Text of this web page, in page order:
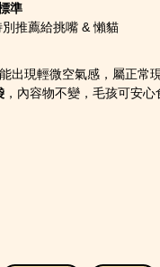
準
別推薦給挑嘴 & 懶貓
出現輕微空氣感，屬正常
，內容物不變，毛孩可安心